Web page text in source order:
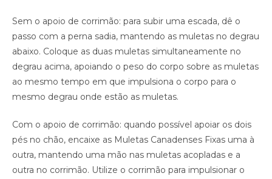
Sem o apoio de corrimão: para subir uma escada, dê o
passo com a perna sadia, mantendo as muletas no degrau
abaixo. Coloque as duas muletas simultaneamente no
degrau acima, apoiando o peso do corpo sobre as muletas
ao mesmo tempo em que impulsiona o corpo para o
mesmo degrau onde estão as muletas.
Com o apoio de corrimão: quando possível apoiar os dois
pés no chão, encaixe as Muletas Canadenses Fixas uma à
outra, mantendo uma mão nas muletas acopladas e a
outra no corrimão. Utilize o corrimão para impulsionar o